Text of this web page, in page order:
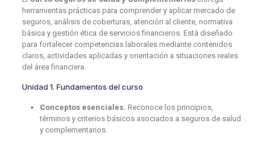
herramientas prácticas para comprender y aplicar mercado de
seguros, análisis de coberturas, atención al cliente, normativa
básica y gestión ética de servicios financieros. Está diseñado
para fortalecer competencias laborales mediante contenidos
claros, actividades aplicadas y orientación a situaciones reales
del área financiera.
Unidad 1. Fundamentos del curso
Conceptos esenciales. Reconoce los principios,
términos y criterios básicos asociados a seguros de salud
y complementarios.